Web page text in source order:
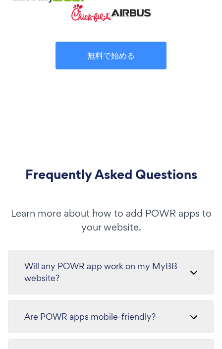
無料で始める
Frequently Asked Questions
Learn more about how to add POWR apps to
your website.
Will any POWR app work on my MyBB
website?
Are POWR apps mobile-friendly?